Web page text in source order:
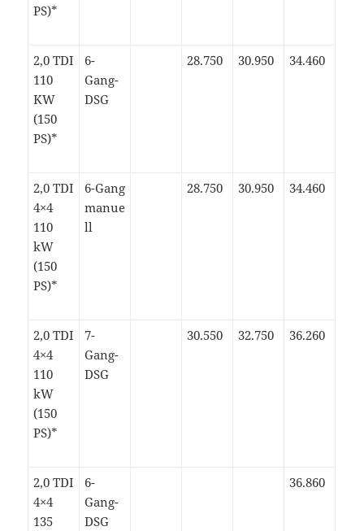
PS)*
2,0 TDI
110
KW
(150
PS)*
6-
Gang-
DSG
28.750 30.950 34.460
2,0 TDI
4×4
110
kW
(150
PS)*
6-Gang
manue
ll
28.750 30.950 34.460
2,0 TDI
4×4
110
kW
(150
PS)*
7-
Gang-
DSG
30.550 32.750 36.260
2,0 TDI
4×4
135
6-
Gang-
DSG
36.860